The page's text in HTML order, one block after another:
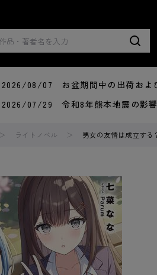
2026/08/07 お盆期間中の出荷およ
2026/07/29 令和8年熊本地震の影響
ライトノベル 男女の友情は成立する